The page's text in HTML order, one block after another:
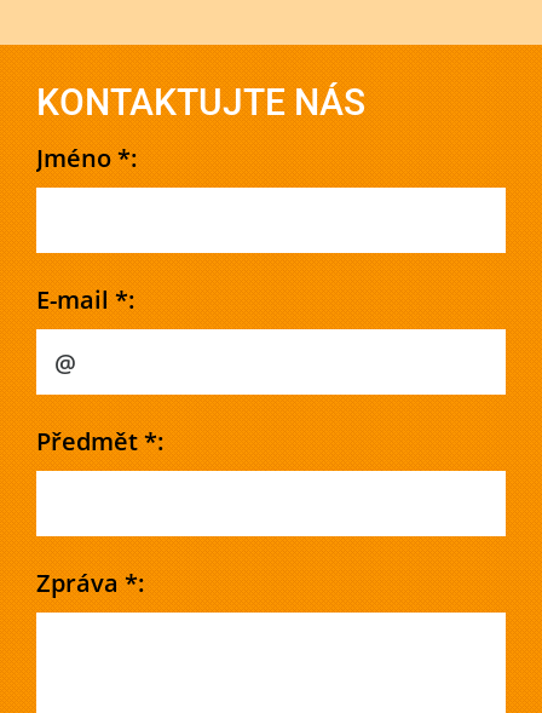
KONTAKTUJTE NÁS
Jméno *:
E-mail *:
Předmět *:
Zpráva *: